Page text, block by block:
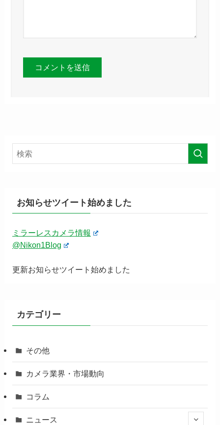
お知らせツイート始めました
ミラーレスカメラ情報
@Nikon1Blog
更新お知らせツイート始めました
カテゴリー
その他
カメラ業界・市場動向
コラム
ニュース